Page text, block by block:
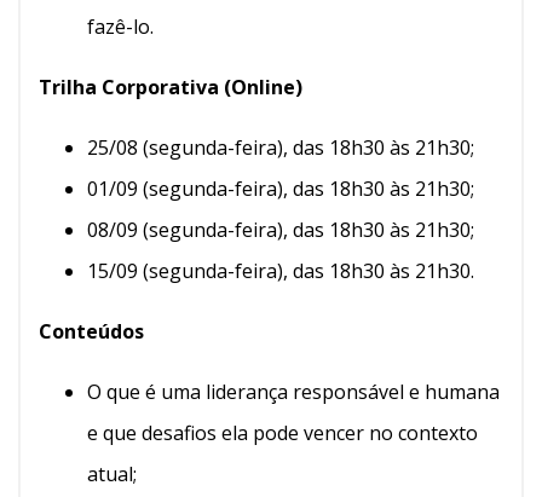
fazê-lo.
Trilha Corporativa (Online)
25/08 (segunda-feira), das 18h30 às 21h30;
01/09 (segunda-feira), das 18h30 às 21h30;
08/09 (segunda-feira), das 18h30 às 21h30;
15/09 (segunda-feira), das 18h30 às 21h30.
Conteúdos
O que é uma liderança responsável e humana
e que desafios ela pode vencer no contexto
atual;